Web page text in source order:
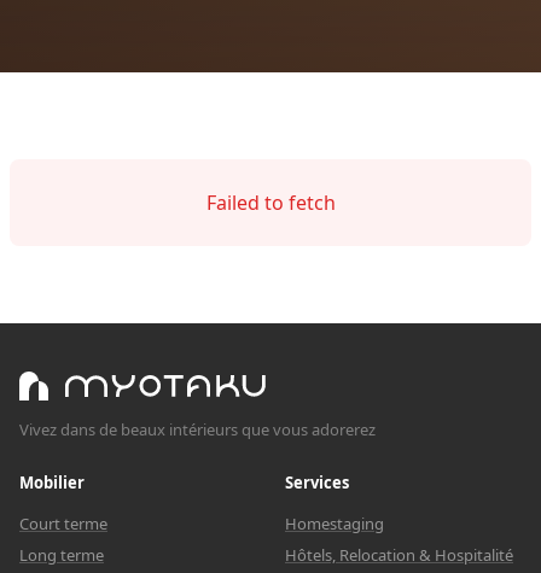
Failed to fetch
Vivez dans de beaux intérieurs que vous adorerez
Mobilier
Court terme
Long terme
Services
Homestaging
Hôtels, Relocation & Hospitalité